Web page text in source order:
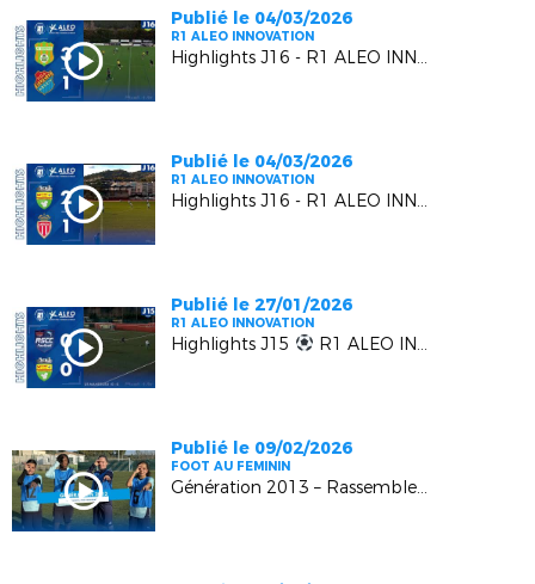
Publié le 04/03/2026
R1 ALEO INNOVATION
Highlights J16 - R1 ALEO INNOVATION | AS Gémenosienne VS EUGA Ardziv
Publié le 04/03/2026
R1 ALEO INNOVATION
Highlights J16 - R1 ALEO INNOVATION | L' US MANDELIEU LN VS L' AS MONACO FC 2
Publié le 27/01/2026
R1 ALEO INNOVATION
Highlights J15 R1 ALEO INNOVATION | AS Cagnes Le Croc vs US Mandelieu LN
Publié le 09/02/2026
FOOT AU FEMININ
Génération 2013 – Rassemblement Régional U13F – Episode 4